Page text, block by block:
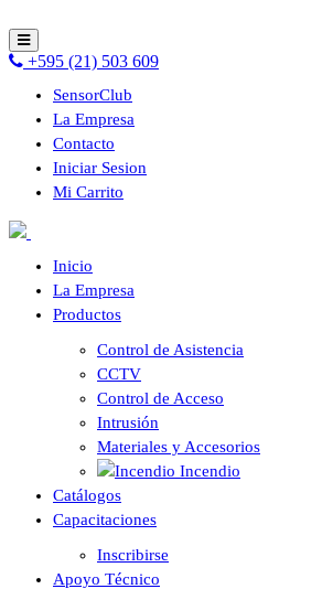
+595 (21) 503 609
SensorClub
La Empresa
Contacto
Iniciar Sesion
Mi Carrito
Inicio
La Empresa
Productos
Control de Asistencia
CCTV
Control de Acceso
Intrusión
Materiales y Accesorios
Incendio
Catálogos
Capacitaciones
Inscribirse
Apoyo Técnico